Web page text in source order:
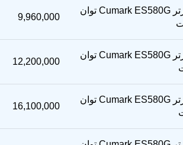
قیمت اینورتر Cumark ES580G توان
9,960,000
قیمت اینورتر Cumark ES580G توان
12,200,000
قیمت اینورتر Cumark ES580G توان
16,100,000